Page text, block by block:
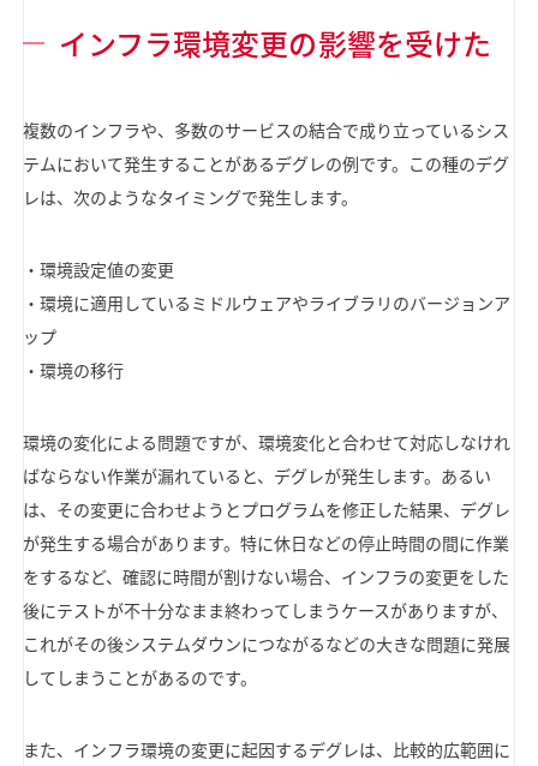
インフラ環境変更の影響を受けた
複数のインフラや、多数のサービスの結合で成り立っているシス
テムにおいて発生することがあるデグレの例です。この種のデグ
レは、次のようなタイミングで発生します。
・環境設定値の変更
・環境に適用しているミドルウェアやライブラリのバージョンア
ップ
・環境の移行
環境の変化による問題ですが、環境変化と合わせて対応しなけれ
ばならない作業が漏れていると、デグレが発生します。あるい
は、その変更に合わせようとプログラムを修正した結果、デグレ
が発生する場合があります。特に休日などの停止時間の間に作業
をするなど、確認に時間が割けない場合、インフラの変更をした
後にテストが不十分なまま終わってしまうケースがありますが、
これがその後システムダウンにつながるなどの大きな問題に発展
してしまうことがあるのです。
また、インフラ環境の変更に起因するデグレは、比較的広範囲に